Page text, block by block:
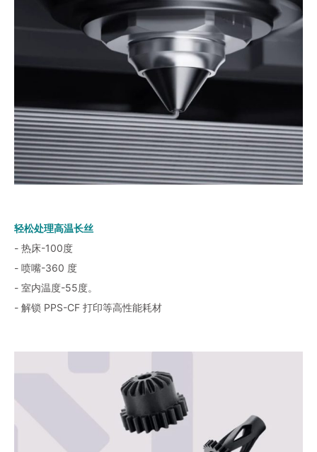
轻松处理高温长丝
- 热床-100度
- 喷嘴-360 度
- 室内温度-55度。
- 解锁 PPS-CF 打印等高性能耗材